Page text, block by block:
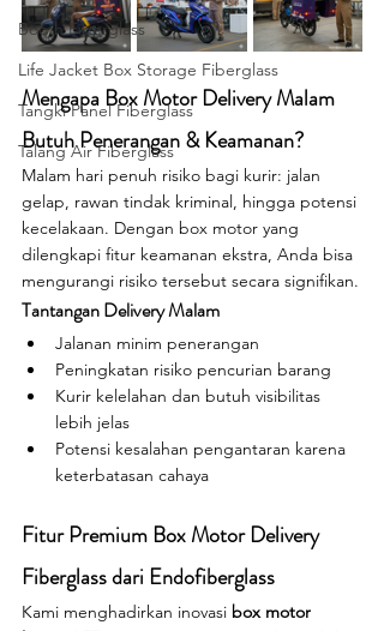
Booth Fiberglass
Life Jacket Box Storage Fiberglass
Tangki Panel Fiberglass
Talang Air Fiberglass
Mengapa Box Motor Delivery Malam
Butuh Penerangan & Keamanan?
Malam hari penuh risiko bagi kurir: jalan
gelap, rawan tindak kriminal, hingga potensi
kecelakaan. Dengan box motor yang
dilengkapi fitur keamanan ekstra, Anda bisa
mengurangi risiko tersebut secara signifikan.
Tantangan Delivery Malam
Jalanan minim penerangan
Peningkatan risiko pencurian barang
Kurir kelelahan dan butuh visibilitas
lebih jelas
Potensi kesalahan pengantaran karena
keterbatasan cahaya
Fitur Premium Box Motor Delivery
Fiberglass dari Endofiberglass
Kami menghadirkan inovasi box motor